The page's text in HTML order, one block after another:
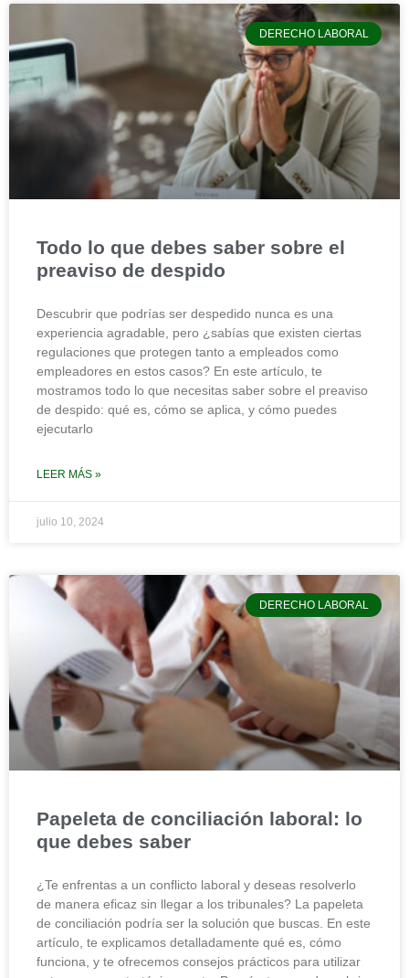
DERECHO LABORAL
Todo lo que debes saber sobre el
preaviso de despido
Descubrir que podrías ser despedido nunca es una
experiencia agradable, pero ¿sabías que existen ciertas
regulaciones que protegen tanto a empleados como
empleadores en estos casos? En este artículo, te
mostramos todo lo que necesitas saber sobre el preaviso
de despido: qué es, cómo se aplica, y cómo puedes
ejecutarlo
LEER MÁS »
julio 10, 2024
DERECHO LABORAL
Papeleta de conciliación laboral: lo
que debes saber
¿Te enfrentas a un conflicto laboral y deseas resolverlo
de manera eficaz sin llegar a los tribunales? La papeleta
de conciliación podría ser la solución que buscas. En este
artículo, te explicamos detalladamente qué es, cómo
funciona, y te ofrecemos consejos prácticos para utilizar